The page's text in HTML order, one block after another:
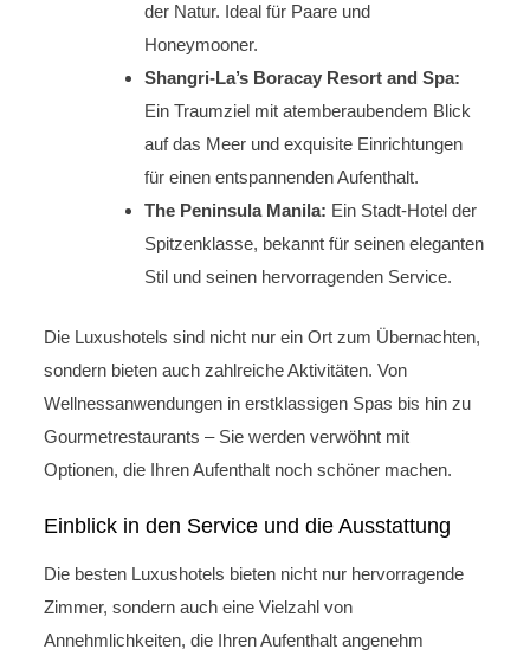
der Natur. Ideal für Paare und
Honeymooner.
Shangri-La’s Boracay Resort and Spa:
Ein Traumziel mit atemberaubendem Blick
auf das Meer und exquisite Einrichtungen
für einen entspannenden Aufenthalt.
The Peninsula Manila: Ein Stadt-Hotel der
Spitzenklasse, bekannt für seinen eleganten
Stil und seinen hervorragenden Service.
Die Luxushotels sind nicht nur ein Ort zum Übernachten,
sondern bieten auch zahlreiche Aktivitäten. Von
Wellnessanwendungen in erstklassigen Spas bis hin zu
Gourmetrestaurants – Sie werden verwöhnt mit
Optionen, die Ihren Aufenthalt noch schöner machen.
Einblick in den Service und die Ausstattung
Die besten Luxushotels bieten nicht nur hervorragende
Zimmer, sondern auch eine Vielzahl von
Annehmlichkeiten, die Ihren Aufenthalt angenehm